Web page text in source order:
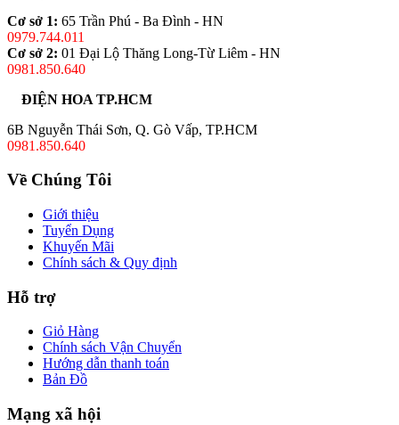
Cơ sở 1: 65 Trần Phú - Ba Đình - HN
0979.744.011
Cơ sở 2: 01 Đại Lộ Thăng Long-Từ Liêm - HN
0981.850.640
ĐIỆN HOA TP.HCM
6B Nguyễn Thái Sơn, Q. Gò Vấp, TP.HCM
0981.850.640
Về Chúng Tôi
Giới thiệu
Tuyển Dụng
Khuyến Mãi
Chính sách & Quy định
Hỗ trợ
Giỏ Hàng
Chính sách Vận Chuyển
Hướng dẫn thanh toán
Bản Đồ
Mạng xã hội